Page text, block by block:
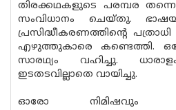
തിരക്കഥകളുടെ പരമ്പര
സംവിധാനം ചെയ്തു.
പ്രസിദ്ധീകരണത്തിൻ്റെ
എഴുത്തുകാരെ കണ്ടെത്തി.
സാരഥ്യം വഹിച്ചു.
ഇടതടവില്ലാതെ വായിച്ചു.
ഓരോ നിമിഷവും